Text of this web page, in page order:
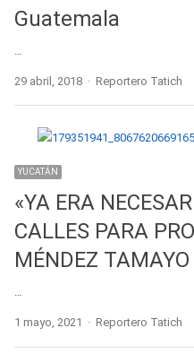
Guatemala
29 abril, 2018 Author
Reportero Tatich
YUCATÁN
«YA ERA
CALLES PARA
MÉNDEZ TAMAYO
…
1 mayo, 2021 Author
Reportero Tatich